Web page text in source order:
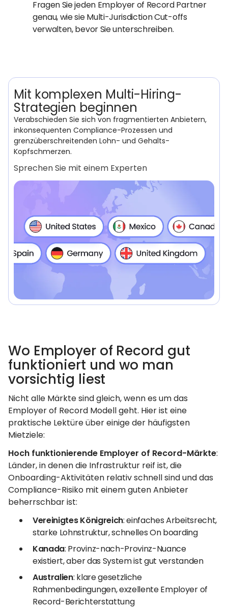
Fragen Sie jeden Employer of Record Partner
genau, wie sie Multi-Jurisdiction Cut-offs
verwalten, bevor Sie unterschreiben.
Mit komplexen Multi-Hiring-
Strategien beginnen
Verabschieden Sie sich von fragmentierten Anbietern,
inkonsequenten Compliance-Prozessen und
grenzüberschreitenden Lohn- und Gehalts-
Kopfschmerzen.
Sprechen Sie mit einem Experten
Wo Employer of Record gut
funktioniert und wo man
vorsichtig liest
Nicht alle Märkte sind gleich, wenn es um das
Employer of Record Modell geht. Hier ist eine
praktische Lektüre über einige der häufigsten
Mietziele:
Hoch funktionierende Employer of Record-Märkte:
Länder, in denen die Infrastruktur reif ist, die
Onboarding-Aktivitäten relativ schnell sind und das
Compliance-Risiko mit einem guten Anbieter
beherrschbar ist:
Vereinigtes Königreich: einfaches Arbeitsrecht,
starke Lohnstruktur, schnelles On boarding
Kanada: Provinz-nach-Provinz-Nuance
existiert, aber das System ist gut verstanden
Australien: klare gesetzliche
Rahmenbedingungen, exzellente Employer of
Record-Berichterstattung